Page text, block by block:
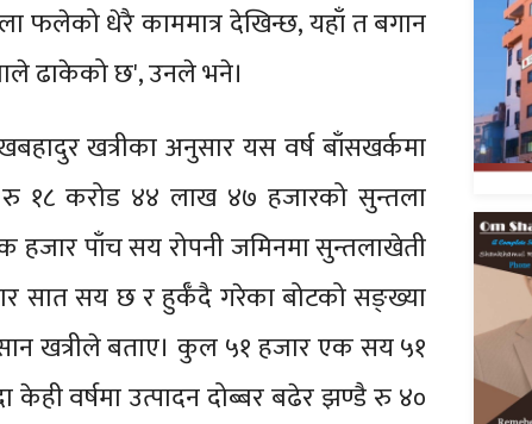
फलेको धेरै काममात्र देखिन्छ, यहाँ त बगान
ढाकेको छ', उनले भने।
खत्रीका अनुसार यस वर्ष बाँसखर्कमा
१८ करोड ४४ लाख ४७ हजारको सुन्तला
हजार पाँच सय रोपनी जमिनमा सुन्तलाखेती
सात सय छ र हुर्कँदै गरेका बोटको सङ्ख्या
खत्रीले बताए। कुल ५१ हजार एक सय ५१
वर्षमा उत्पादन दोब्बर बढेर झण्डै रु ४०